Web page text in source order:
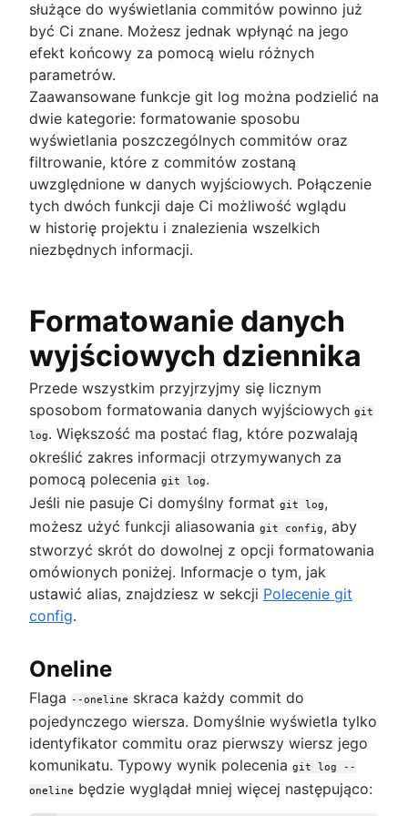
Migruj
Połączenia Git
Odwołania i dziennik odwołań
Moduły podrzędne Git
Poddrzewo Git
Duże repozytoria w Git
Git LFS
Git gc
Oczyszczanie środowiska Git
Git bash
Zapisywanie plików .dot
Git — przypadkowe wybieranie
GitK
Artykuły
Postępowanie z zależnościami Maven podczas
przechodzenia na Git
Biegłość w zakresie pull requestów:
umiejętności pobierania
Git i zależności projektu
Git czy SVN? Jak firma Nuance Healthcare
model tworzenia gałęzi w Git?
Podziały i repozytoria nadrzędne Git:
i ciekawa porada
Podstawowa koncepcja, przepływy pracy i
służące do wyświetlania commitów powinno już
być Ci znane. Możesz jednak wpłynąć na jego
efekt końcowy za pomocą wielu różnych
parametrów.
Zaawansowane funkcje git log można podzielić na
dwie kategorie: formatowanie sposobu
wyświetlania poszczególnych commitów oraz
filtrowanie, które z commitów zostaną
uwzględnione w danych wyjściowych. Połączenie
tych dwóch funkcji daje Ci możliwość wglądu
w historię projektu i znalezienia wszelkich
niezbędnych informacji.
Formatowanie danych
wyjściowych dziennika
Przede wszystkim przyjrzyjmy się licznym
sposobom formatowania danych wyjściowych git
log. Większość ma postać flag, które pozwalają
określić zakres informacji otrzymywanych za
pomocą polecenia git log.
Jeśli nie pasuje Ci domyślny format git log,
możesz użyć funkcji aliasowania git config, aby
stworzyć skrót do dowolnej z opcji formatowania
omówionych poniżej. Informacje o tym, jak
ustawić alias, znajdziesz w sekcji Polecenie git
config.
Oneline
Flaga --oneline skraca każdy commit do
pojedynczego wiersza. Domyślnie wyświetla tylko
identyfikator commitu oraz pierwszy wiersz jego
komunikatu. Typowy wynik polecenia git log --
oneline będzie wyglądał mniej więcej następująco: